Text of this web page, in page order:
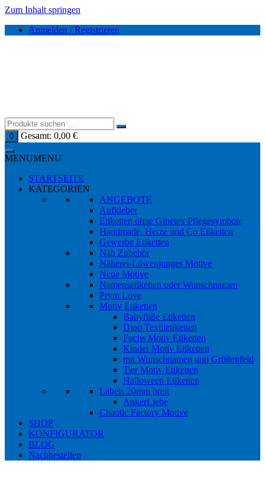
Zum Inhalt springen
Anmelden / Registrieren
0 Gesamt: 0,00 €
MENUMENU
STARTSEITE
KATEGORIEN
ANGEBOTE
Aufkleber
Etiketten ohne Ginetex Pflegesymbole
Handmade, Herze und Co Etiketten
Gewerbe Etiketten
Näh Zubehör
Näherei-Löwenjunges Motive
Neue Motive
Namensetiketten oder Wunschnamen
Prym Love
Motiv Etiketten
Babyfüße Etiketten
Dino Textiletiketten
Fuchs Motiv Etiketten
Kinder Motiv Etiketten
mit Wunschnamen und Größenfeld
Tier Motiv Etiketten
Halloween Etiketten
Labels 20mm breit
AnkerLiebe
Chaotic Factory Motive
SHOP
KONFIGURATOR
BLOG
Nachbestellen